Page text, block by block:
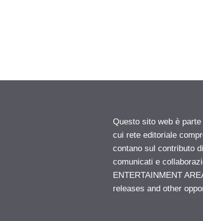
Questo sito web è
cui rete editoriale
contano sul contributo
comunicati e
ENTERTAINMENT
releases and other